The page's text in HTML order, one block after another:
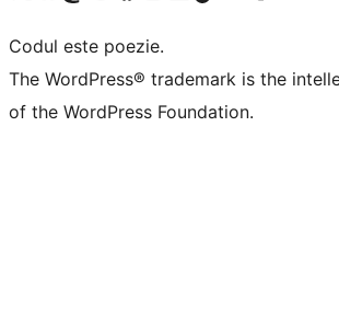
Codul este poezie.
The WordPress® trademark is the
of the WordPress Foundation.